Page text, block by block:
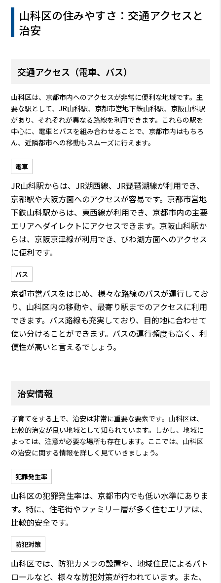
山科区の住みやすさ：交通アクセスと
治安
交通アクセス（電車、バス）
山科区は、京都市内へのアクセスが非常に便利な地域です。主
要な駅として、JR山科駅、京都市営地下鉄山科駅、京阪山科駅
があり、それぞれが異なる路線を利用できます。これらの駅を
中心に、電車とバスを組み合わせることで、京都市内はもちろ
ん、近隣都市への移動もスムーズに行えます。
電車
JR山科駅からは、JR湖西線、JR琵琶湖線が利用でき、
京都駅や大阪方面へのアクセスが容易です。京都市営地
下鉄山科駅からは、東西線が利用でき、京都市内の主要
エリアへダイレクトにアクセスできます。京阪山科駅か
らは、京阪京津線が利用でき、びわ湖方面へのアクセス
に便利です。
バス
京都市営バスをはじめ、様々な路線のバスが運行してお
り、山科区内の移動や、最寄り駅までのアクセスに利用
できます。バス路線も充実しており、目的地に合わせて
使い分けることができます。バスの運行頻度も高く、利
便性が高いと言えるでしょう。
治安情報
子育てをする上で、治安は非常に重要な要素です。山科区は、
比較的治安が良い地域として知られています。しかし、地域に
よっては、注意が必要な場所も存在します。ここでは、山科区
の治安に関する情報を詳しく見ていきましょう。
犯罪発生率
山科区の犯罪発生率は、京都市内でも低い水準にありま
す。特に、住宅街やファミリー層が多く住むエリアは、
比較的安全です。
防犯対策
山科区では、防犯カメラの設置や、地域住民によるパト
ロールなど、様々な防犯対策が行われています。また、